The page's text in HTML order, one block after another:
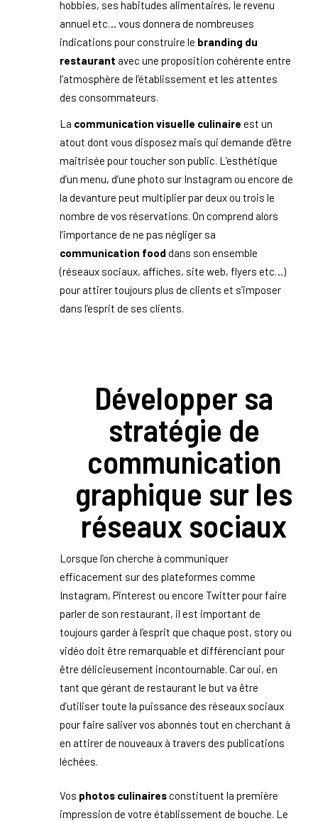
hobbies, ses habitudes alimentaires, le revenu
annuel etc… vous donnera de nombreuses
indications pour construire le branding du
restaurant avec une proposition cohérente entre
l’atmosphère de l’établissement et les attentes
des consommateurs.
La communication visuelle culinaire est un
atout dont vous disposez mais qui demande d’être
maitrisée pour toucher son public. L’esthétique
d’un menu, d’une photo sur Instagram ou encore de
la devanture peut multiplier par deux ou trois le
nombre de vos réservations. On comprend alors
l’importance de ne pas négliger sa
communication food dans son ensemble
(réseaux sociaux, affiches, site web, flyers etc…)
pour attirer toujours plus de clients et s’imposer
dans l’esprit de ses clients.
Développer sa
stratégie de
communication
graphique sur les
réseaux sociaux
Lorsque l’on cherche à communiquer
efficacement sur des plateformes comme
Instagram, Pinterest ou encore Twitter pour faire
parler de son restaurant, il est important de
toujours garder à l’esprit que chaque post, story ou
vidéo doit être remarquable et différenciant pour
être délicieusement incontournable. Car oui, en
tant que gérant de restaurant le but va être
d’utiliser toute la puissance des réseaux sociaux
pour faire saliver vos abonnés tout en cherchant à
en attirer de nouveaux à travers des publications
léchées.
Vos photos culinairesconstituent la première
impression de votre établissement de bouche. Le